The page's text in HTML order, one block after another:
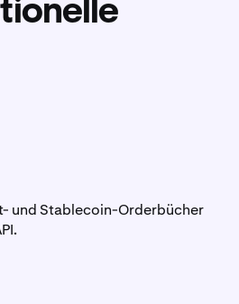
und Stablecoin-Orderbücher